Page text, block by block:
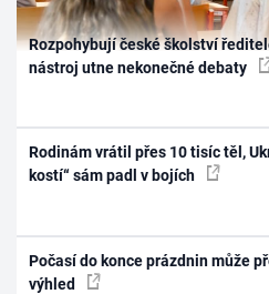
Rozpohybují české školství
nástroj utne nekonečné debaty
Rodinám vrátil přes 10 tisíc těl,
kostí“ sám padl v bojích
Počasí do konce prázdnin může
výhled